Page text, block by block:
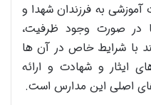
به فرزندان شهدا و
در صورت وجود ظرفیت،
با شرایط خاص در آن ها
ایثار و شهادت و ارائه
اصلی این مدارس است.